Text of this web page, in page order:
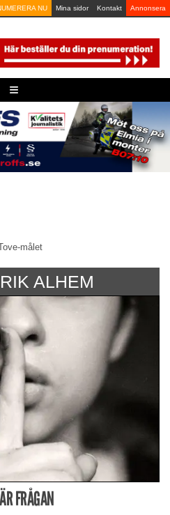
NU Mina sidor Kontakt Annonsera
≡
målet
ALHEM
FRÅGAN